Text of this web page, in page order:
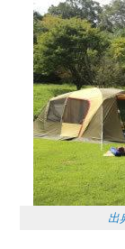
出